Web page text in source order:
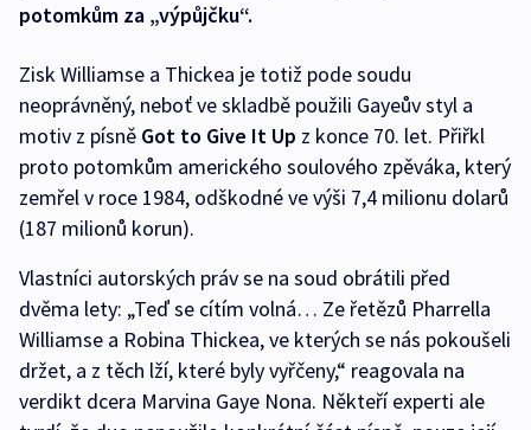
potomkům za „výpůjčku“.
Zisk Williamse a Thickea je totiž pode soudu
neoprávněný, neboť ve skladbě použili Gayeův styl a
motiv z písně Got to Give It Up z konce 70. let. Přiřkl
proto potomkům amerického soulového zpěváka, který
zemřel v roce 1984, odškodné ve výši 7,4 milionu dolarů
(187 milionů korun).
Vlastníci autorských práv se na soud obrátili před
dvěma lety: „Teď se cítím volná… Ze řetězů Pharrella
Williamse a Robina Thickea, ve kterých se nás pokoušeli
držet, a z těch lží, které byly vyřčeny,“ reagovala na
verdikt dcera Marvina Gaye Nona. Někteří experti ale